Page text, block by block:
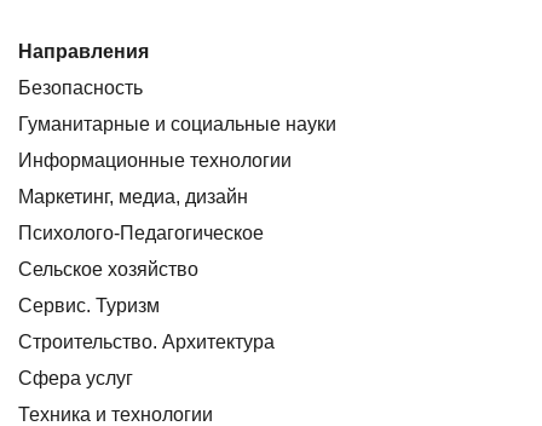
Направления
Безопасность
Гуманитарные и социальные науки
Информационные технологии
Маркетинг, медиа, дизайн
Психолого-Педагогическое
Сельское хозяйство
Сервис. Туризм
Строительство. Архитектура
Сфера услуг
Техника и технологии